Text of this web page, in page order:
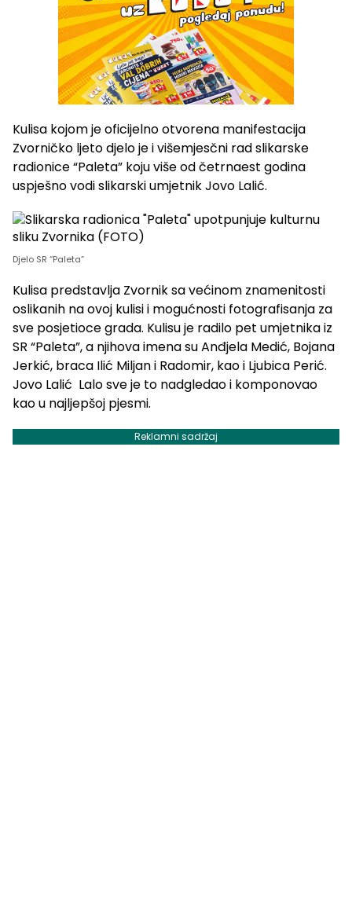
Kulisa kojom je oficijelno otvorena manifestacija
Zvorničko ljeto djelo je i višemjesčni rad slikarske
radionice “Paleta” koju više od četrnaest godina
uspješno vodi slikarski umjetnik Jovo Lalić.
Djelo SR “Paleta”
Kulisa predstavlja Zvornik sa većinom znamenitosti
oslikanih na ovoj kulisi i mogućnosti fotografisanja za
sve posjetioce grada. Kulisu je radilo pet umjetnika iz
SR “Paleta”, a njihova imena su Anđjela Medić, Bojana
Jerkić, braca Ilić Miljan i Radomir, kao i Ljubica Perić.
Jovo Lalić Lalo sve je to nadgledao i komponovao
kao u najljepšoj pjesmi.
Reklamni sadržaj